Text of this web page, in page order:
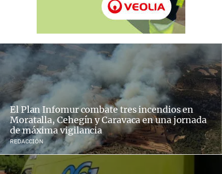
El Plan Infomur combate tres incendios en
Moratalla, Cehegín y Caravaca en una jornada
de máxima vigilancia
REDACCIÓN